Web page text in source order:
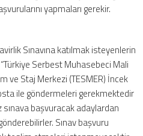
yapmaları gerekir.
Sınavına katılmak isteyenlerin
Serbest Muhasebeci Mali
ve Staj Merkezi (TESMER) İncek
ile göndermeleri gerekmektedir
başvuracak adaylardan
Sınav başvuru